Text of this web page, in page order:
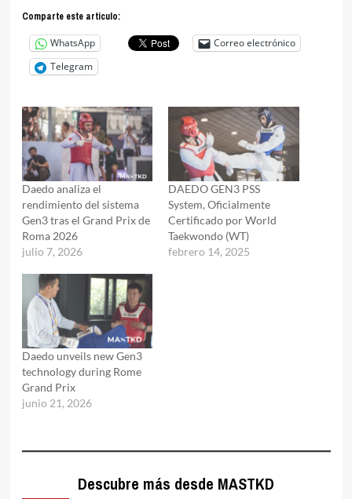
Comparte este articulo:
WhatsApp
Correo electrónico
Telegram
Daedo analiza el
rendimiento del sistema
Gen3 tras el Grand Prix de
Roma 2026
julio 7, 2026
DAEDO GEN3 PSS
System, Oficialmente
Certificado por World
Taekwondo (WT)
febrero 14, 2025
Daedo unveils new Gen3
technology during Rome
Grand Prix
junio 21, 2026
Descubre más desde MASTKD